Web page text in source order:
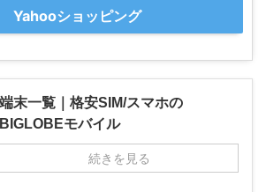
Yahooショッピング
端末一覧｜格安SIM/スマホの
BIGLOBEモバイル
続きを見る